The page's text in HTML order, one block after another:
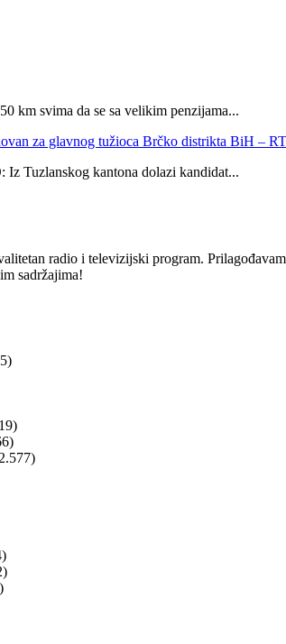
km svima da se sa velikim penzijama...
za glavnog tužioca Brčko distrikta BiH –
Tuzlanskog kantona dolazi kandidat...
radio i televizijski program.
sadržajima!